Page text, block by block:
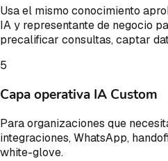
Usa el mismo conocimiento
IA y representante de negocio
precalificar consultas, captar
5
Capa operativa IA Custom
Para organizaciones que
integraciones, WhatsApp,
white-glove.